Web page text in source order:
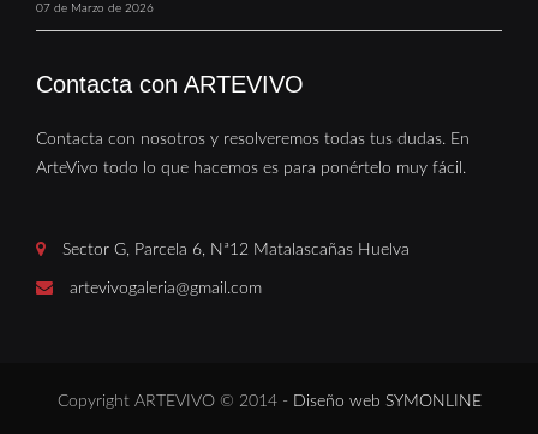
07 de Marzo de 2026
Contacta con ARTEVIVO
Contacta con nosotros y resolveremos todas tus dudas. En
ArteVivo todo lo que hacemos es para ponértelo muy fácil.
Sector G, Parcela 6, Nª12 Matalascañas Huelva
artevivogaleria@gmail.com
Copyright ARTEVIVO © 2014 - Diseño web SYMONLINE